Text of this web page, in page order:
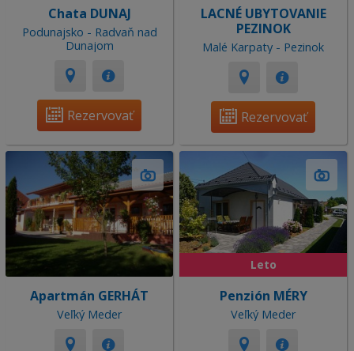
Chata DUNAJ
Podunajsko - Radvaň nad
Dunajom
Rezervovať
LACNÉ UBYTOVANIE
PEZINOK
Malé Karpaty - Pezinok
Rezervovať
Apartmán GERHÁT
Veľký Meder
Leto
Penzión MÉRY
Veľký Meder